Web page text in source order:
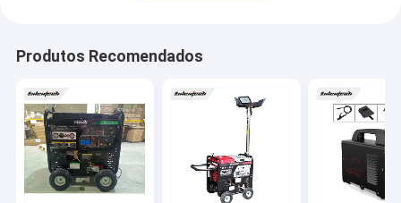
Produtos Recomendados